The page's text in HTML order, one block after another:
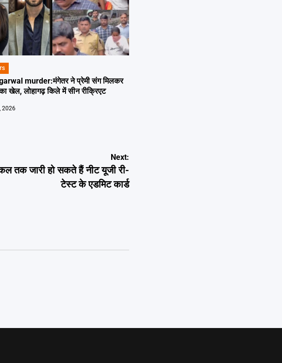
murder:मंगेतर ने प्रेमी संग मिलकर
खेल, लोहागढ़ किले में सीन रीक्रिएट
2026
Next:
तक जारी हो सकते हैं नीट यूजी री-
टेस्ट के एडमिट कार्ड